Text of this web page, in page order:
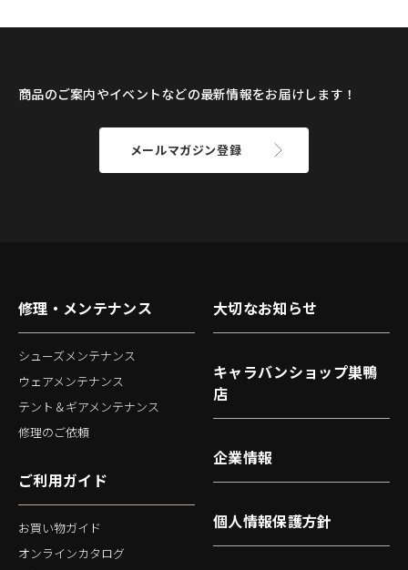
商品のご案内やイベントなどの最新情報をお届けします！
メールマガジン登録
修理・メンテナンス
シューズメンテナンス
ウェアメンテナンス
テント＆ギアメンテナンス
修理のご依頼
ご利用ガイド
お買い物ガイド
オンラインカタログ
大切なお知らせ
キャラバンショップ巣鴨
店
企業情報
個人情報保護方針